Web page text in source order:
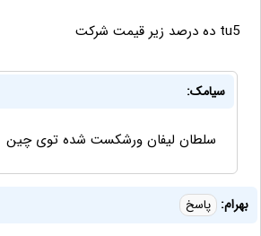
tu5 ده درصد زیر قیمت شرکت
سیامک:
سلطان لیفان ورشکست شده توی چین
بهرام: پاسخ